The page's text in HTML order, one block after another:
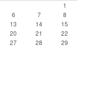
1
6 7
8
13 14
15
20 21
22
27 28
29